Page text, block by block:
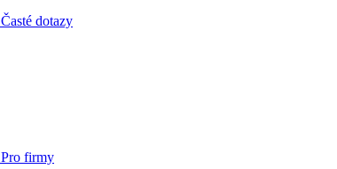
Časté dotazy
Pro firmy